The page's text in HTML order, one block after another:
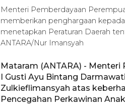
Menteri Pemberdayaan
memberikan penghargaan
menetapkan Peraturan Daerah
ANTARA/Nur Imansyah
Mataram (ANTARA) -
I Gusti Ayu Bintang
Zulkieflimansyah atas
Pencegahan Perkawinan